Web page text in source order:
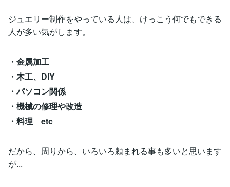
ジュエリー制作をやっている人は、けっこう何でもできる
人が多い気がします。
・金属加工
・木工、DIY
・パソコン関係
・機械の修理や改造
・料理 etc
だから、周りから、いろいろ頼まれる事も多いと思います
が...